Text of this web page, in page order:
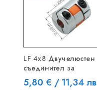
LF 4x8 Двучелюстен
съединител за
Цена
5,80 € / 11,34 лв